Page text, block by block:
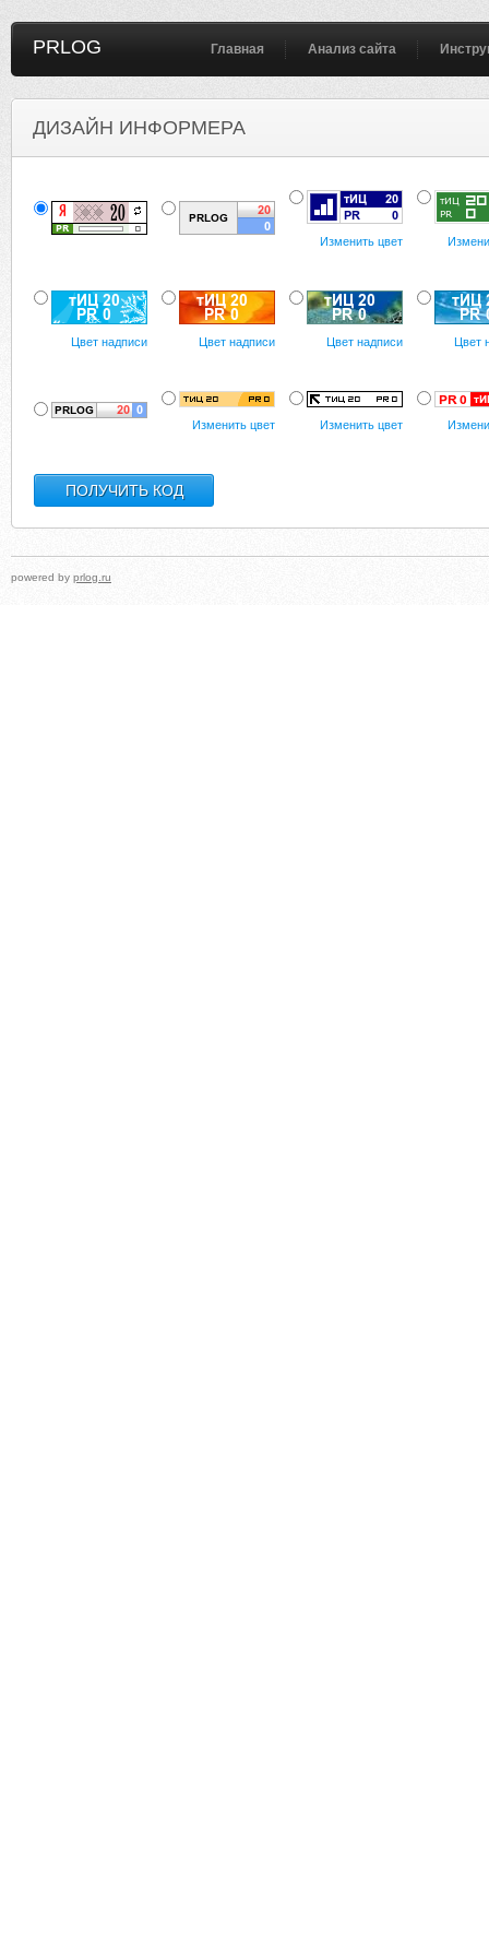
PRLOG Главная Анализ сайта
ДИЗАЙН ИНФОРМЕРА
Изменить цвет
Цвет надписи Цвет надписи Цвет надписи Цвет
Изменить цвет Изменить цвет
powered by prlog.ru